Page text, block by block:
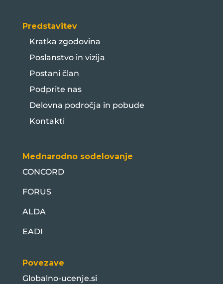
Predstavitev
Kratka zgodovina
Poslanstvo in vizija
Postani član
Podprite nas
Delovna področja in pobude
Kontakti
Mednarodno sodelovanje
CONCORD
FORUS
ALDA
EADI
Povezave
Globalno-ucenje.si